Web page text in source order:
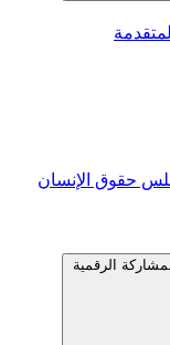
حقوق الإنسان